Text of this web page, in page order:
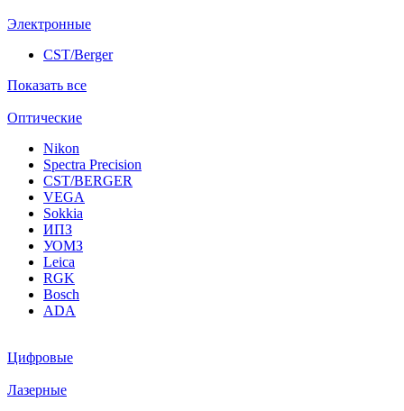
Электронные
CST/Berger
Показать все
Оптические
Nikon
Spectra Precision
CST/BERGER
VEGA
Sokkia
ИПЗ
УОМЗ
Leica
RGK
Bosch
ADA
Цифровые
Лазерные